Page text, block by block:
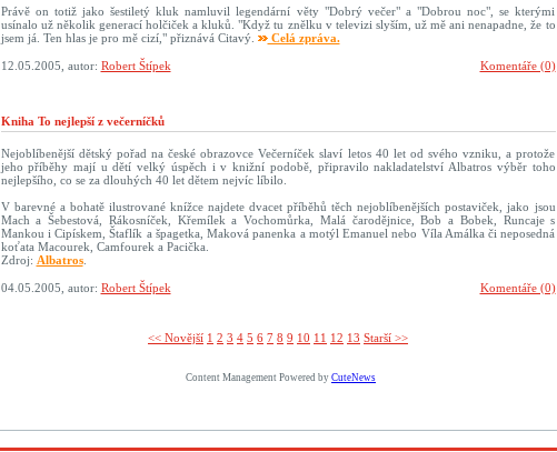
Právě on totiž jako šestiletý kluk namluvil legendární věty "Dobrý večer" a "Dobrou noc", se kterými
usínalo už několik generací holčiček a kluků. "Když tu znělku v televizi slyším, už mě ani nenapadne, že to
jsem já. Ten hlas je pro mě cizí," přiznává Citavý.
Celá zpráva.
Komentáře (0)
12.05.2005, autor: Robert Štípek
Kniha To nejlepší z večerníčků
Nejoblíbenější dětský pořad na české obrazovce Večerníček slaví letos 40 let od svého vzniku, a protože
jeho příběhy mají u dětí velký úspěch i v knižní podobě, připravilo nakladatelství Albatros výběr toho
nejlepšího, co se za dlouhých 40 let dětem nejvíc líbilo.
V barevné a bohatě ilustrované knížce najdete dvacet příběhů těch nejoblíbenějších postaviček, jako jsou
Mach a Šebestová, Rákosníček, Křemílek a Vochomůrka, Malá čarodějnice, Bob a Bobek, Runcaje s
Mankou i Cipískem, Štaflík a špagetka, Maková panenka a motýl Emanuel nebo Víla Amálka či neposedná
koťata Macourek, Camfourek a Pacička.
Zdroj: Albatros.
Komentáře (0)
04.05.2005, autor: Robert Štípek
<< Novější­ 1 2 3 4 5 6 7 8 9 10 11 12 13 Starší >>
Content Management Powered by CuteNews